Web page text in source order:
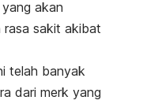
akan
rasa sakit akibat
telah banyak
dari merk yang